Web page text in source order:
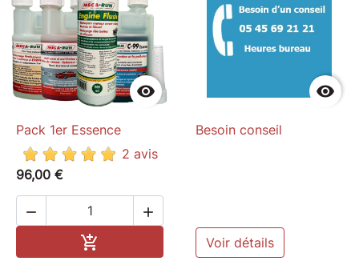

Pack 1er Essence
2 avis
96,00 €
 


Besoin conseil
Voir détails